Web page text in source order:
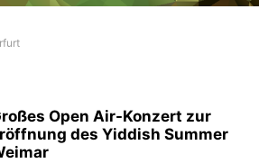
Open Air-Konzert zur
des Yiddish Summer